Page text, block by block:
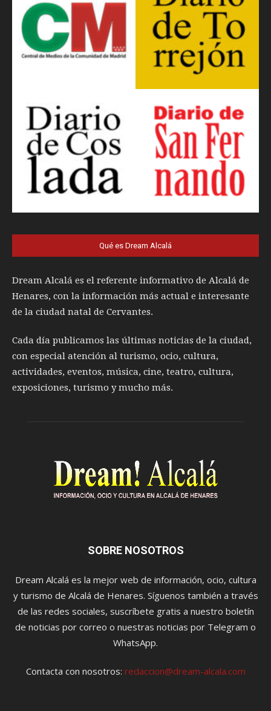
Qué es Dream Alcalá
Dream Alcalá es el referente informativo de Alcalá de
Henares, con la información más actual e interesante
de la ciudad natal de Cervantes.
Cada día publicamos las últimas noticias de la ciudad,
con especial atención al turismo, ocio, cultura,
actividades, eventos, música, cine, teatro, cultura,
exposiciones, turismo y mucho más.
SOBRE NOSOTROS
Dream Alcalá es la mejor web de información, ocio, cultura
y turismo de Alcalá de Henares. Síguenos también a través
de las redes sociales, suscríbete gratis a nuestro boletín
de noticias por correo o nuestras noticias por Telegram o
WhatsApp.
Contacta con nosotros: redaccion@dream-alcala.com